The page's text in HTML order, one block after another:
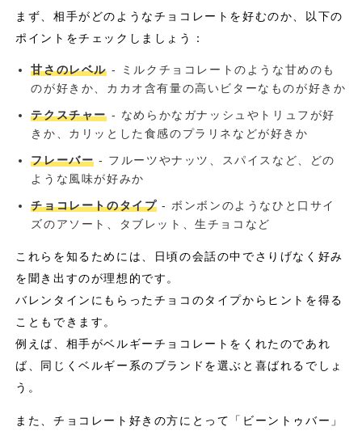
まず、相手がどのようなチョコレートを好むのか、以下の
ポイントをチェックしましょう：
甘さのレベル- ミルクチョコレートのような甘めのも
のが好きか、カカオ含有量の高いビターなものが好きか
テクスチャー- なめらかなガナッシュやトリュフが好
きか、カリッとした食感のプラリネなどが好きか
フレーバー - フルーツやナッツ、スパイスなど、どの
ような風味が好みか
チョコレートのタイプ - ボンボンのようなひと口サイ
ズのアソート、タブレット、生チョコなど
これらを知るためには、日頃の会話の中でさりげなく好み
を聞き出すのが理想的です。
バレンタインにもらったチョコのタイプからヒントを得る
こともできます。
例えば、相手がベルギーチョコレートをくれたのであれ
ば、同じくベルギー系のブランドを選ぶと喜ばれるでしょ
う。
また、チョコレート好きの方にとって「ビーントゥバー」